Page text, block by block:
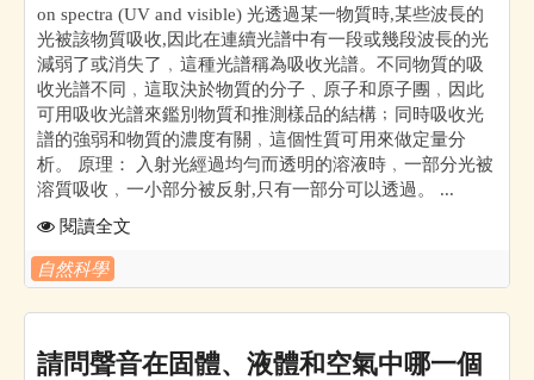
on spectra (UV and visible) 光透過某一物質時,某些波長的
光被該物質吸收,因此在連續光譜中有一段或幾段波長的光
減弱了或消失了﹐這種光譜稱為吸收光譜。不同物質的吸
收光譜不同﹐這取決於物質的分子﹑原子和原子團﹐因此
可用吸收光譜來鑑別物質和推測樣品的結構﹔同時吸收光
譜的強弱和物質的濃度有關﹐這個性質可用來做定量分
析。 原理： 入射光經過均勻而透明的溶液時﹐一部分光被
溶質吸收﹐一小部分被反射,只有一部分可以透過。 ...
閱讀全文
自然科學
請問聲音在固體、液體和空氣中哪一個